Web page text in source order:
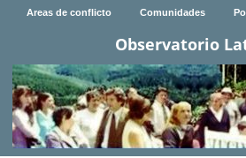
Areas de conflicto Comunidades
Observatorio